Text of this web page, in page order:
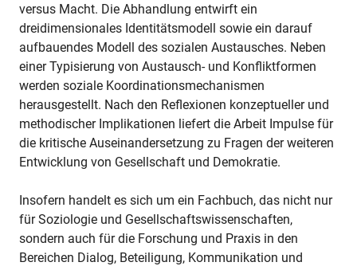
versus Macht. Die Abhandlung entwirft ein
dreidimensionales Identitätsmodell sowie ein darauf
aufbauendes Modell des sozialen Austausches. Neben
einer Typisierung von Austausch- und Konfliktformen
werden soziale Koordinationsmechanismen
herausgestellt. Nach den Reflexionen konzeptueller und
methodischer Implikationen liefert die Arbeit Impulse für
die kritische Auseinandersetzung zu Fragen der weiteren
Entwicklung von Gesellschaft und Demokratie.
Insofern handelt es sich um ein Fachbuch, das nicht nur
für Soziologie und Gesellschaftswissenschaften,
sondern auch für die Forschung und Praxis in den
Bereichen Dialog, Beteiligung, Kommunikation und